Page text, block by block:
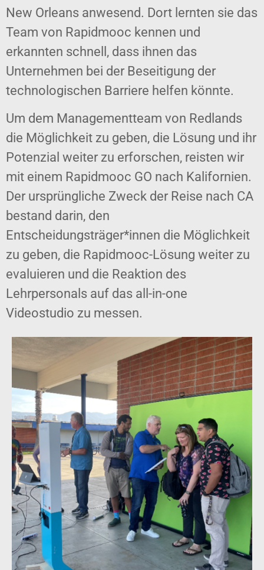
New Orleans anwesend. Dort lernten sie das
Team von Rapidmooc kennen und
erkannten schnell, dass ihnen das
Unternehmen bei der Beseitigung der
technologischen Barriere helfen könnte.
Um dem Managementteam von Redlands
die Möglichkeit zu geben, die Lösung und ihr
Potenzial weiter zu erforschen, reisten wir
mit einem Rapidmooc GO nach Kalifornien.
Der ursprüngliche Zweck der Reise nach CA
bestand darin, den
Entscheidungsträger*innen die Möglichkeit
zu geben, die Rapidmooc-Lösung weiter zu
evaluieren und die Reaktion des
Lehrpersonals auf das all-in-one
Videostudio zu messen.